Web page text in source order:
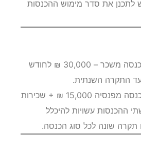
– התקרה להכנסות פסיביות
לתכנן את סדר מימוש ההכנסות
התקרה השנתית.
אדם בן 70: הכנסה מפנסיה 15,000 ₪ + שכירות
שתי ההכנסות עשויות להיכלל
שונה לכל סוג הכנסה.